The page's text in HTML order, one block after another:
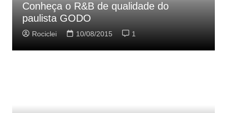
Conheça o R&B de qualidade do
paulista GODO
Rociclei 10/08/2015 1